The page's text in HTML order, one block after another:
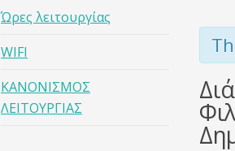
Ώρες λειτουργίας
WIFI
ΚΑΝΟΝΙΣΜΟΣ
ΛΕΙΤΟΥΡΓΙΑΣ